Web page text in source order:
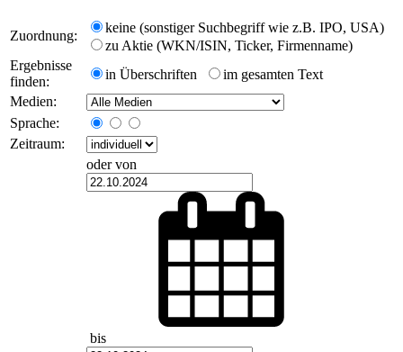
Zuordnung:
keine (sonstiger Suchbegriff wie z.B. IPO, USA)
zu Aktie (WKN/ISIN, Ticker, Firmenname)
Ergebnisse
finden:
in Überschriften
im gesamten Text
Medien:
Sprache:
Zeitraum:
oder von
bis